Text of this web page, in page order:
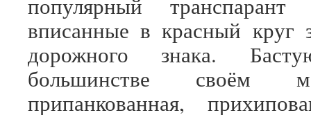
вписанные в красный круг
дорожного знака.
большинстве своём
припанкованная,